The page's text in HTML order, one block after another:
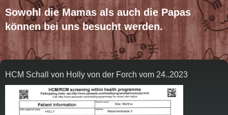
Sowohl die Mamas als auch die Papas
können bei uns besucht werden.
HCM Schall von Holly von der Forch vom 24..2023